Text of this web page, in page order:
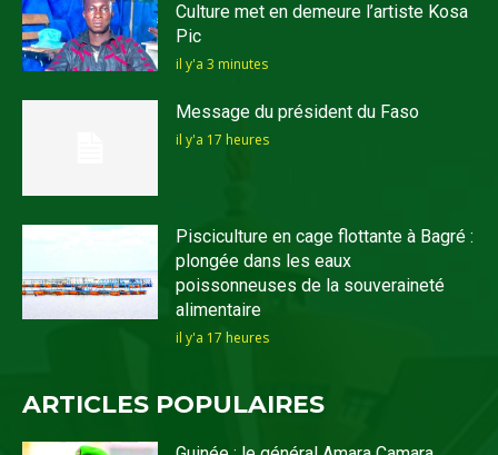
Culture met en demeure l’artiste Kosa
Pic
il y'a 3 minutes
Message du président du Faso
il y'a 17 heures
Pisciculture en cage flottante à Bagré :
plongée dans les eaux
poissonneuses de la souveraineté
alimentaire
il y'a 17 heures
ARTICLES POPULAIRES